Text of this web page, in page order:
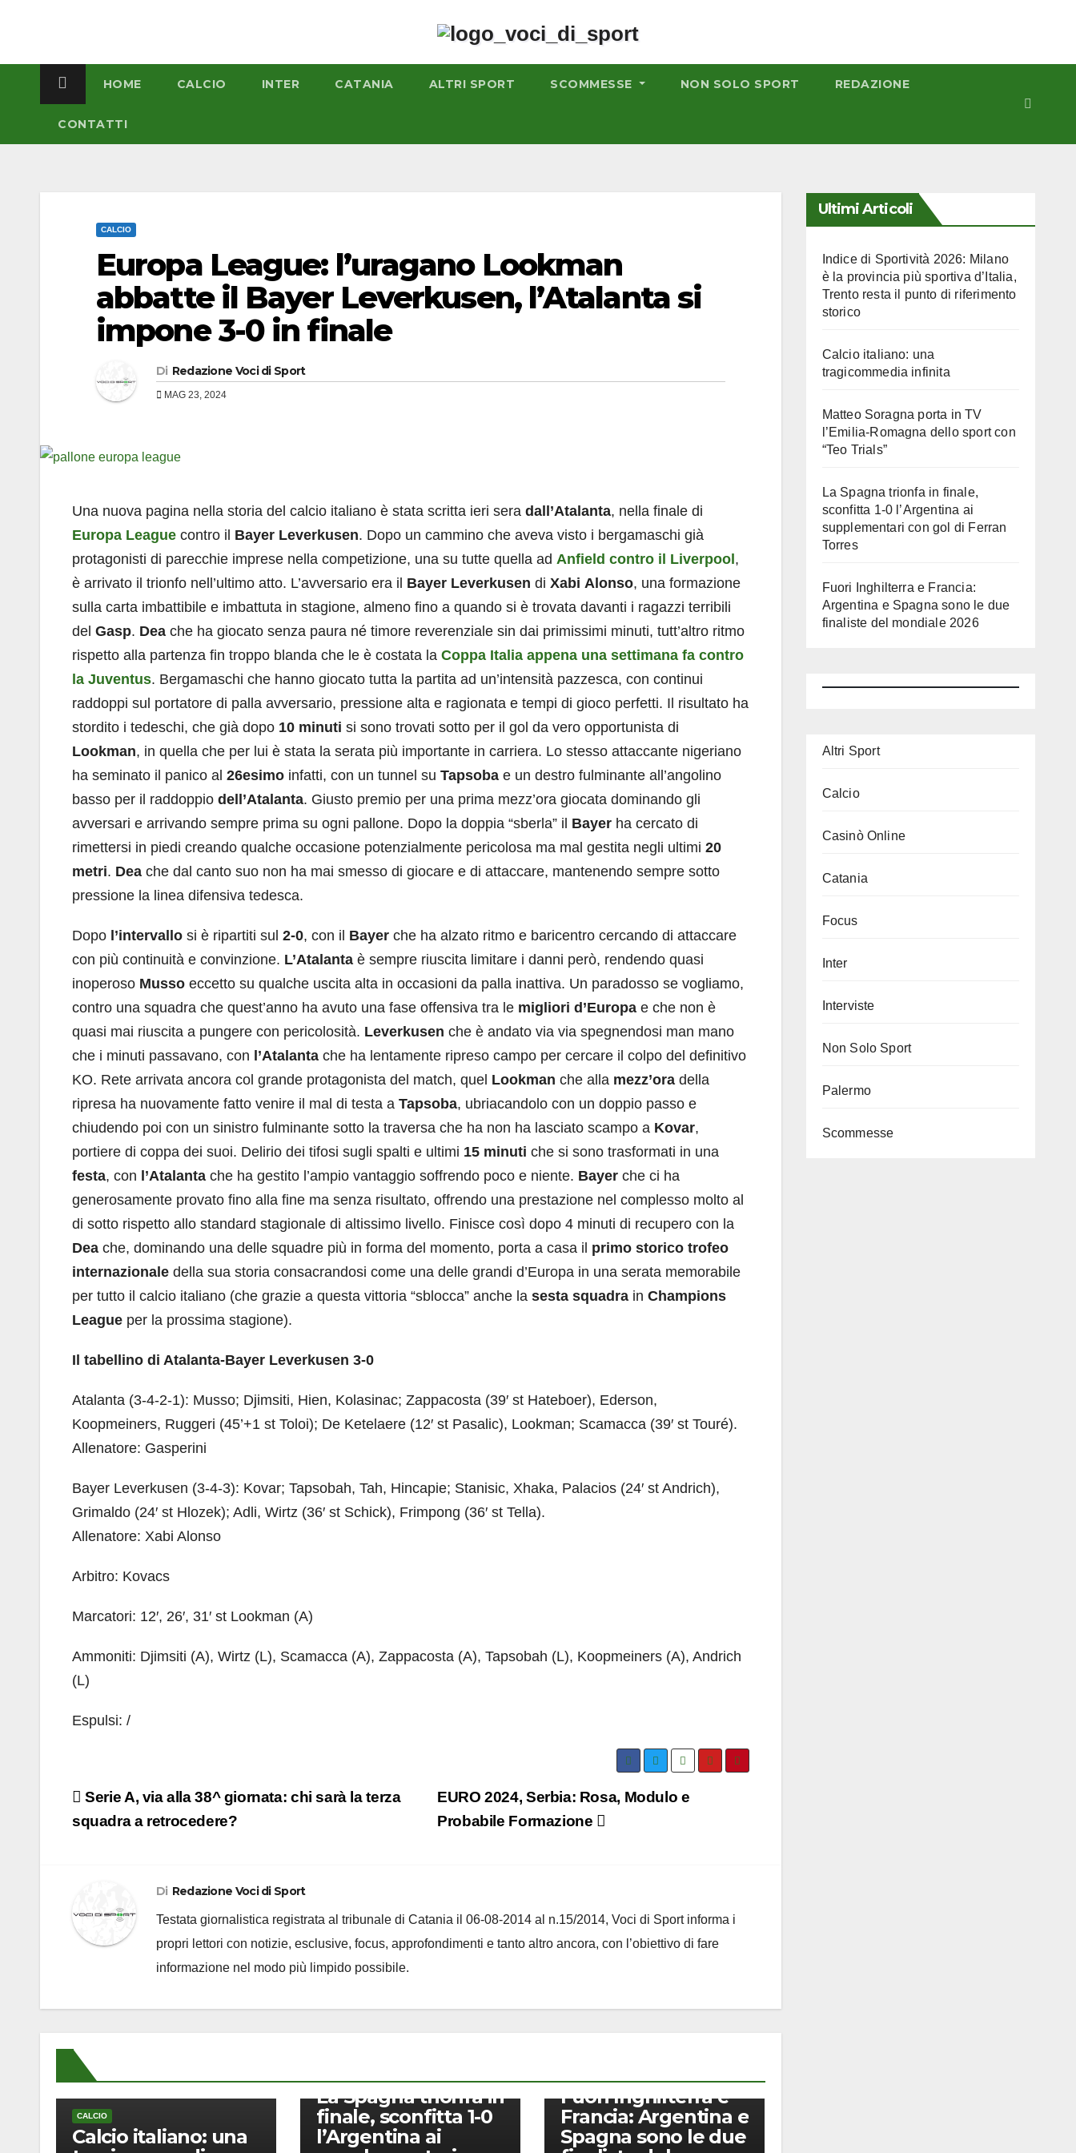
HOME CALCIO INTER CATANIA ALTRI SPORT SCOMMESSE NON SOLO SPORT REDAZIONE
CONTATTI
CALCIO
Europa League: l’uragano Lookman
abbatte il Bayer Leverkusen, l’Atalanta si
impone 3-0 in finale
Di Redazione Voci di Sport
MAG 23, 2024
Una nuova pagina nella storia del calcio italiano è stata scritta ieri sera dall’Atalanta, nella finale di
Europa League contro il Bayer Leverkusen. Dopo un cammino che aveva visto i bergamaschi già
protagonisti di parecchie imprese nella competizione, una su tutte quella ad Anfield contro il Liverpool ,
è arrivato il trionfo nell’ultimo atto. L’avversario era il Bayer Leverkusen di Xabi Alonso, una formazione
sulla carta imbattibile e imbattuta in stagione, almeno fino a quando si è trovata davanti i ragazzi terribili
del Gasp. Dea che ha giocato senza paura né timore reverenziale sin dai primissimi minuti, tutt’altro ritmo
rispetto alla partenza fin troppo blanda che le è costata la Coppa Italia appena una settimana fa contro
la Juventus. Bergamaschi che hanno giocato tutta la partita ad un’intensità pazzesca, con continui
raddoppi sul portatore di palla avversario, pressione alta e ragionata e tempi di gioco perfetti. Il risultato ha
stordito i tedeschi, che già dopo 10 minuti si sono trovati sotto per il gol da vero opportunista di
Lookman, in quella che per lui è stata la serata più importante in carriera. Lo stesso attaccante nigeriano
ha seminato il panico al 26esimo infatti, con un tunnel su Tapsoba e un destro fulminante all’angolino
basso per il raddoppio dell’Atalanta. Giusto premio per una prima mezz’ora giocata dominando gli
avversari e arrivando sempre prima su ogni pallone. Dopo la doppia “sberla” il Bayer ha cercato di
rimettersi in piedi creando qualche occasione potenzialmente pericolosa ma mal gestita negli ultimi 20
metri. Dea che dal canto suo non ha mai smesso di giocare e di attaccare, mantenendo sempre sotto
pressione la linea difensiva tedesca.
Dopo l’intervallo si è ripartiti sul 2-0, con il Bayer che ha alzato ritmo e baricentro cercando di attaccare
con più continuità e convinzione. L’Atalanta è sempre riuscita limitare i danni però, rendendo quasi
inoperoso Musso eccetto su qualche uscita alta in occasioni da palla inattiva. Un paradosso se vogliamo,
contro una squadra che quest’anno ha avuto una fase offensiva tra le migliori d’Europa e che non è
quasi mai riuscita a pungere con pericolosità. Leverkusen che è andato via via spegnendosi man mano
che i minuti passavano, con l’Atalanta che ha lentamente ripreso campo per cercare il colpo del definitivo
KO. Rete arrivata ancora col grande protagonista del match, quel Lookman che alla mezz’ora della
ripresa ha nuovamente fatto venire il mal di testa a Tapsoba, ubriacandolo con un doppio passo e
chiudendo poi con un sinistro fulminante sotto la traversa che ha non ha lasciato scampo a Kovar,
portiere di coppa dei suoi. Delirio dei tifosi sugli spalti e ultimi 15 minuti che si sono trasformati in una
festa, con l’Atalanta che ha gestito l’ampio vantaggio soffrendo poco e niente. Bayer che ci ha
generosamente provato fino alla fine ma senza risultato, offrendo una prestazione nel complesso molto al
di sotto rispetto allo standard stagionale di altissimo livello. Finisce così dopo 4 minuti di recupero con la
Dea che, dominando una delle squadre più in forma del momento, porta a casa il primo storico trofeo
internazionale della sua storia consacrandosi come una delle grandi d’Europa in una serata memorabile
per tutto il calcio italiano (che grazie a questa vittoria “sblocca” anche la sesta squadra in Champions
League per la prossima stagione).
Il tabellino di Atalanta-Bayer Leverkusen 3-0
Atalanta (3-4-2-1): Musso; Djimsiti, Hien, Kolasinac; Zappacosta (39′ st Hateboer), Ederson,
Koopmeiners, Ruggeri (45’+1 st Toloi); De Ketelaere (12′ st Pasalic), Lookman; Scamacca (39′ st Touré).
Allenatore: Gasperini
Bayer Leverkusen (3-4-3): Kovar; Tapsobah, Tah, Hincapie; Stanisic, Xhaka, Palacios (24′ st Andrich),
Grimaldo (24′ st Hlozek); Adli, Wirtz (36′ st Schick), Frimpong (36′ st Tella).
Allenatore: Xabi Alonso
Arbitro: Kovacs
Marcatori: 12′, 26′, 31′ st Lookman (A)
Ammoniti: Djimsiti (A), Wirtz (L), Scamacca (A), Zappacosta (A), Tapsobah (L), Koopmeiners (A), Andrich
(L)
Espulsi: /
Navigazione
articoli
EURO 2024, Serbia: Rosa, Modulo e
Probabile Formazione
Serie A, via alla 38^ giornata: chi sarà la terza
squadra a retrocedere?
Di Redazione Voci di Sport
Testata giornalistica registrata al tribunale di Catania il 06-08-2014 al n.15/2014, Voci di Sport informa i
propri lettori con notizie, esclusive, focus, approfondimenti e tanto altro ancora, con l’obiettivo di fare
informazione nel modo più limpido possibile.
CALCIO
Calcio italiano: una
La Spagna trionfa in
finale, sconfitta 1-0
l’Argentina ai
Fuori Inghilterra e
Francia: Argentina e
Spagna sono le due
Ultimi Articoli
Indice di Sportività 2026: Milano
è la provincia più sportiva d’Italia,
Trento resta il punto di riferimento
storico
Calcio italiano: una
tragicommedia infinita
Matteo Soragna porta in TV
l’Emilia-Romagna dello sport con
“Teo Trials”
La Spagna trionfa in finale,
sconfitta 1-0 l’Argentina ai
supplementari con gol di Ferran
Torres
Fuori Inghilterra e Francia:
Argentina e Spagna sono le due
finaliste del mondiale 2026
Altri Sport
Calcio
Casinò Online
Catania
Focus
Inter
Interviste
Non Solo Sport
Palermo
Scommesse